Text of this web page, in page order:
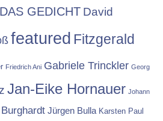
DAS GEDICHT David
featured Fitzgerald
Friedrich Ani Gabriele Trinckler Georg
Jan-Eike Hornauer Johann
Jürgen Bulla Karsten Paul